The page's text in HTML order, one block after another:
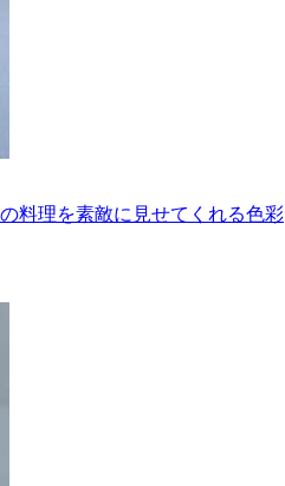
料理を素敵に見せてくれる色彩